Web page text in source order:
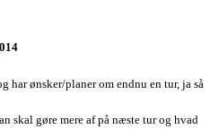
har ønsker/planer om endnu en tur, ja så
skal gøre mere af på næste tur og hvad